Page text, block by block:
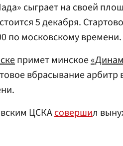
сыграет на своей
5 декабря.
по московскому времени.
примет минское
вбрасывание арбитр
ЦСКАсовершил